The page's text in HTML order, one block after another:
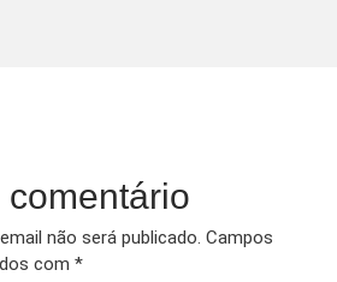
não será publicado. Campos
com *